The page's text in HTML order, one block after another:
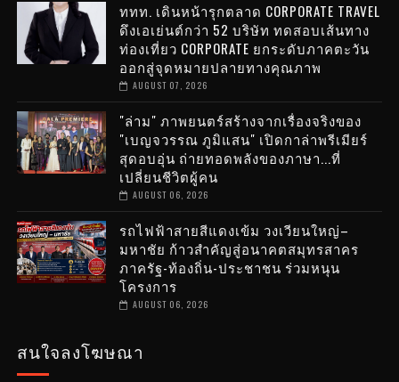
ททท. เดินหน้ารุกตลาด CORPORATE TRAVEL
ดึงเอเย่นต์กว่า 52 บริษัท ทดสอบเส้นทาง
ท่องเที่ยว CORPORATE ยกระดับภาคตะวัน
ออกสู่จุดหมายปลายทางคุณภาพ
AUGUST 07, 2026
"ล่าม" ภาพยนตร์สร้างจากเรื่องจริงของ
"เบญจวรรณ ภูมิแสน" เปิดกาล่าพรีเมียร์
สุดอบอุ่น ถ่ายทอดพลังของภาษา...ที่
เปลี่ยนชีวิตผู้คน
AUGUST 06, 2026
รถไฟฟ้าสายสีแดงเข้ม วงเวียนใหญ่–
มหาชัย ก้าวสำคัญสู่อนาคตสมุทรสาคร
ภาครัฐ-ท้องถิ่น-ประชาชน ร่วมหนุน
โครงการ
AUGUST 06, 2026
สนใจลงโฆษณา